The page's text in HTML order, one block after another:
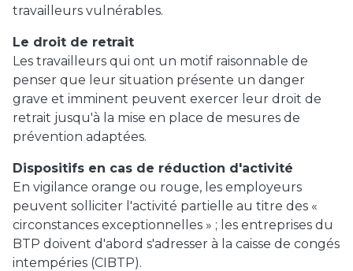
travailleurs vulnérables.
Le droit de retrait
Les travailleurs qui ont un motif raisonnable de
penser que leur situation présente un danger
grave et imminent peuvent exercer leur droit de
retrait jusqu'à la mise en place de mesures de
prévention adaptées.
Dispositifs en cas de réduction d'activité
En vigilance orange ou rouge, les employeurs
peuvent solliciter l'activité partielle au titre des «
circonstances exceptionnelles » ; les entreprises du
BTP doivent d'abord s'adresser à la caisse de congés
intempéries (CIBTP).